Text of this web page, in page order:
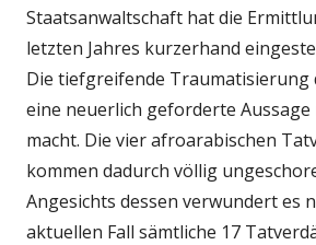
Staatsanwaltschaft hat die
letzten Jahres kurzerhand
Die tiefgreifende Traumatisierung
eine neuerlich geforderte
macht. Die vier afroarabischen
kommen dadurch völlig
Angesichts dessen verwundert es
aktuellen Fall sämtliche 17